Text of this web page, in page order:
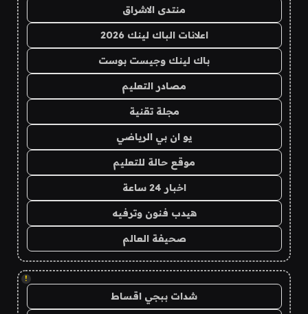
منتدى الاشراق
اعلانات الباك لينك 2026
باك لينك وجيست بوست
مصادر التعليم
مجلة تقنية
يو ان بي الرياضي
موقع حالة للتعليم
اخبار 24 ساعة
هيدب فنون وترفيه
صحيفة العالم
!
شدات ببجي اقساط